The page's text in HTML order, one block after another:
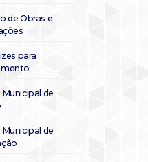
de Obras e
para
de
de